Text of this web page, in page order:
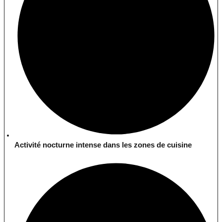
Activité nocturne intense dans les zones de cuisine